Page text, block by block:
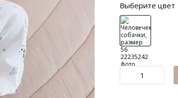
Выберите цвет